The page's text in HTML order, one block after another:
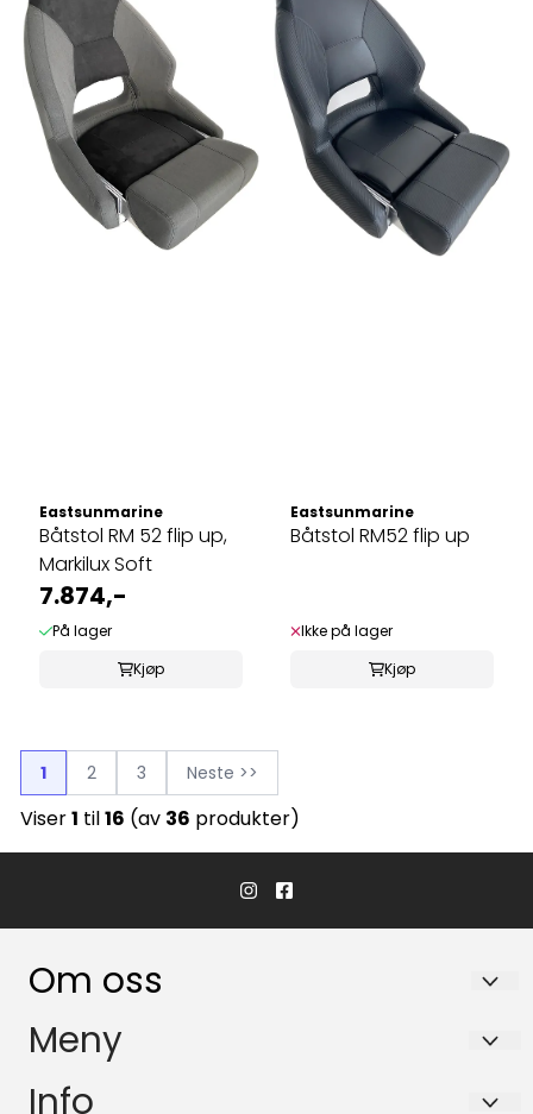
Eastsunmarine
Båtstol RM 52 flip up,
Markilux Soft
7.874,-
På lager
Kjøp
Eastsunmarine
Båtstol RM52 flip up
Ikke på lager
Kjøp
1 2 3 Neste >>
Viser1 til16 (av 36 produkter)
Om oss
Hvaler Båtservice AS
Meny
Personvern
Info